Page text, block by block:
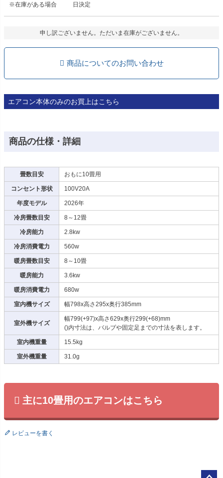
※在庫がある場合
日決定
申し訳ございません。ただいま在庫がございません。
商品についてのお問い合わせ
エアコン本体のみのお買上はこちら
商品の仕様・詳細
畳数目安 おもに10畳用
コンセント形状 100V20A
年度モデル 2026年
冷房畳数目安 8～12畳
冷房能力 2.8kw
冷房消費電力 560w
暖房畳数目安 8～10畳
暖房能力 3.6kw
暖房消費電力 680w
室内機サイズ 幅798x高さ295x奥行385mm
室外機サイズ
幅799(+97)x高さ629x奥行299(+68)mm
()内寸法は、バルブや固定足までの寸法を表します。
室内機重量 15.5kg
室外機重量 31.0g
主に10畳用のエアコンはこちら
レビューを書く